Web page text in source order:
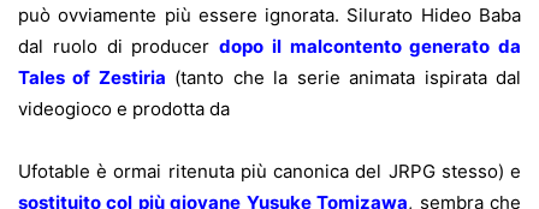
può ovviamente più essere ignorata. Silurato Hideo Baba
dal ruolo di producer dopo il malcontento generato da
Tales of Zestiria (tanto che la serie animata ispirata dal
videogioco e prodotta da
Ufotable è ormai ritenuta più canonica del JRPG stesso) e
sostituito col più giovane Yusuke Tomizawa, sembra che